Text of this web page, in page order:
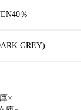
％
GREY)
×